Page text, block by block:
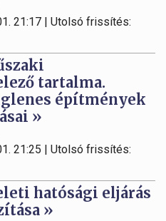
21:17 | Utolsó frissítés:
tartalma.
építmények
»
21:25 | Utolsó frissítés:
hatósági eljárás
»